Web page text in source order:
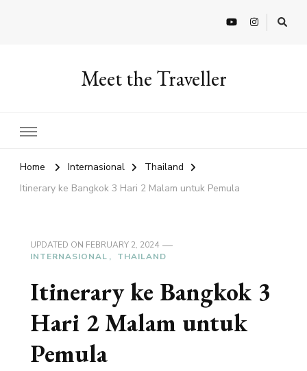
Meet the Traveller
Home Internasional
Thailand
Itinerary ke Bangkok 3 Hari 2 Malam untuk Pemula
UPDATED ON FEBRUARY 2, 2024
INTERNASIONAL
THAILAND
Itinerary ke Bangkok 3
Hari 2 Malam untuk
Pemula